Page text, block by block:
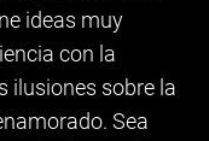
ideas muy
con la
ilusiones sobre la
Sea